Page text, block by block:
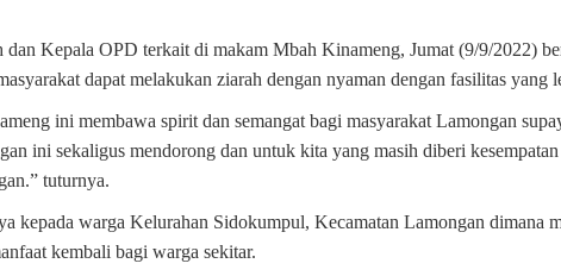
Kepala OPD terkait di makam Mbah Kinameng, Jumat (9/9/2022)
dapat melakukan ziarah dengan nyaman dengan fasilitas yang
ini membawa spirit dan semangat bagi masyarakat Lamongan
ini sekaligus mendorong dan untuk kita yang masih diberi
tuturnya.
kepada warga Kelurahan Sidokumpul, Kecamatan Lamongan dimana
kembali bagi warga sekitar.